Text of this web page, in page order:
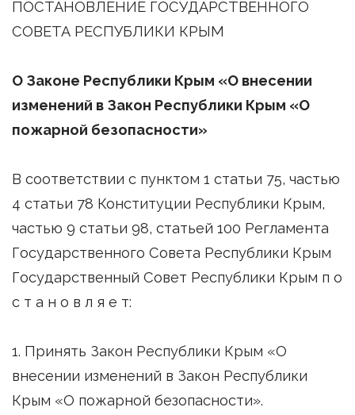
ПОСТАНОВЛЕНИЕ ГОСУДАРСТВЕННОГО
СОВЕТА РЕСПУБЛИКИ КРЫМ
О Законе Республики Крым «О внесении
изменений в Закон Республики Крым «О
пожарной безопасности»
В соответствии с пунктом 1 статьи 75, частью
4 статьи 78 Конституции Республики Крым,
частью 9 статьи 98, статьей 100 Регламента
Государственного Совета Республики Крым
Государственный Совет Республики Крым п о
с т а н о в л я е т:
1. Принять Закон Республики Крым «О
внесении изменений в Закон Республики
Крым «О пожарной безопасности».